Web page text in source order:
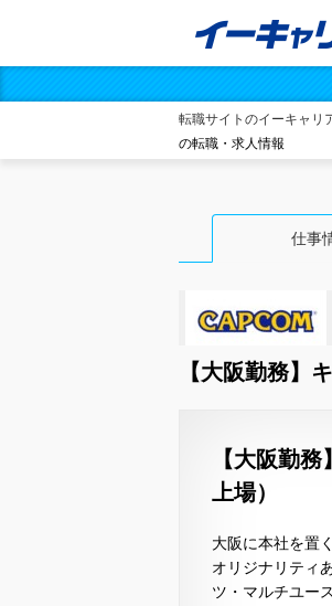
転職サイトのイーキャリ
の転職・求人情報
仕事
【大阪勤務】
【大阪勤
上場）
大阪に本社を置
オリジナリティ
ツ・マルチユー